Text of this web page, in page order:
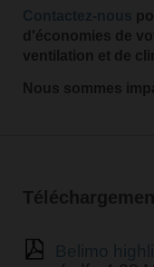
d'économies de
ventilation et de
Nous sommes